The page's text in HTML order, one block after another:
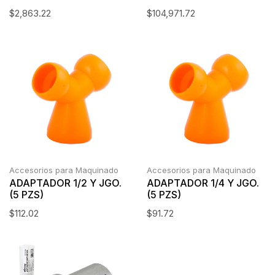
$2,863.22 $104,971.72
Accesorios para Maquinado
ADAPTADOR 1/2 Y JGO.
(5 PZS)
$112.02
Accesorios para Maquinado
ADAPTADOR 1/4 Y JGO.
(5 PZS)
$91.72